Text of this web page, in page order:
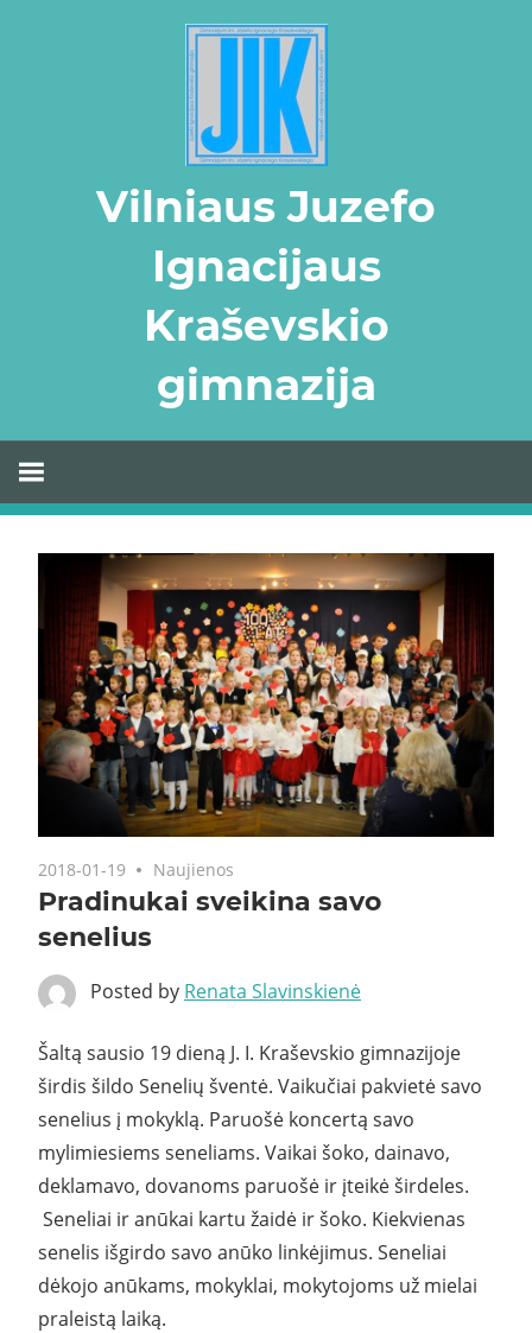
Vilniaus Juzefo
Ignacijaus
Kraševskio
gimnazija
2018-01-19 Naujienos
Pradinukai sveikina savo
senelius
Posted by Renata Slavinskienė
Šaltą sausio 19 dieną J. I. Kraševskio gimnazijoje
širdis šildo Senelių šventė. Vaikučiai pakvietė savo
senelius į mokyklą. Paruošė koncertą savo
mylimiesiems seneliams. Vaikai šoko, dainavo,
deklamavo, dovanoms paruošė ir įteikė širdeles.
Seneliai ir anūkai kartu žaidė ir šoko. Kiekvienas
senelis išgirdo savo anūko linkėjimus. Seneliai
dėkojo anūkams, mokyklai, mokytojoms už mielai
praleistą laiką.